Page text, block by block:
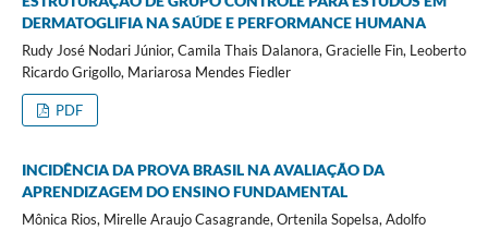
DERMATOGLIFIA NA SAÚDE E PERFORMANCE HUMANA
Rudy José Nodari Júnior, Camila Thais Dalanora, Gracielle Fin, Leoberto
Ricardo Grigollo, Mariarosa Mendes Fiedler
PDF
INCIDÊNCIA DA PROVA BRASIL NA AVALIAÇÃO DA
APRENDIZAGEM DO ENSINO FUNDAMENTAL
Mônica Rios, Mirelle Araujo Casagrande, Ortenila Sopelsa, Adolfo